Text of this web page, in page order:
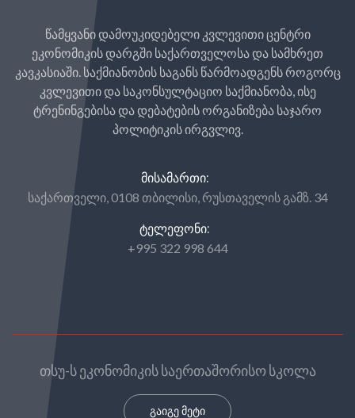
წამყვანი დამოუკიდებელი კვლევითი ცენტრი
ეკონომიკის დარგში საქართველოსა და სამხრეთ
კავკასიაში. საქმიანობის საგანს წარმოადგენს როგორც
კვლევითი და საკონსულტაციო საქმიანობა, ისე
ტრენინგებისა და დებატების ორგანიზება საჯარო
პოლიტიკის ირგვლივ.
ᲛᲘᲡᲐᲛᲐᲠᲗᲘ:
საქართველი, 0108 თბილისი, რუსთაველის გამზ. 34
ᲢᲔᲚᲔᲤᲝᲜᲘ:
+995 322 998 644
თსუ-ს ეკონომიკის საერთაშორისო სკოლა
გაიგე მეტი